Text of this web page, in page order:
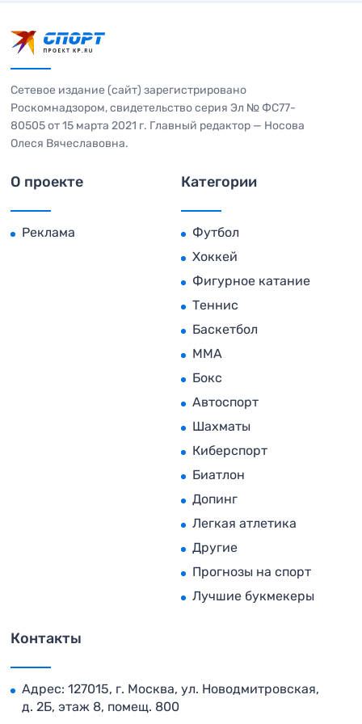
Сетевое издание (сайт) зарегистрировано
Роскомнадзором, свидетельство серия Эл № ФС77-
80505 от 15 марта 2021 г. Главный редактор — Носова
Олеся Вячеславовна.
О проекте
Реклама
Категории
Футбол
Хоккей
Фигурное катание
Теннис
Баскетбол
MMA
Бокс
Автоспорт
Шахматы
Киберспорт
Биатлон
Допинг
Легкая атлетика
Другие
Прогнозы на спорт
Лучшие букмекеры
Контакты
Адрес: 127015, г. Москва, ул. Новодмитровская,
д. 2Б, этаж 8, помещ. 800